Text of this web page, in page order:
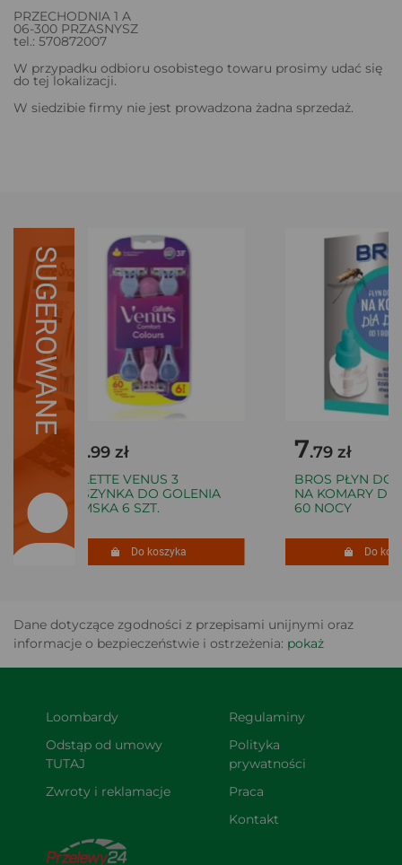
PRZECHODNIA 1 A
06-300 PRZASNYSZ
tel.: 570872007
W przypadku odbioru osobistego towaru prosimy udać się
do tej lokalizacji.
W siedzibie firmy nie jest prowadzona żadna sprzedaż.
SUGEROWANE
.99 zł
GILLETTE VENUS 3
MASZYNKA DO GOLENIA
DAMSKA 6 SZT.
Do koszyka
7.79 zł
BROS PŁYN DO
NA KOMARY DLA
60 NOCY
Do
Dane dotyczące zgodności z przepisami unijnymi oraz
informacje o bezpieczeństwie i ostrzeżenia: pokaż
Loombardy
Odstąp od umowy
TUTAJ
Zwroty i reklamacje
Regulaminy
Polityka
prywatności
Praca
Kontakt